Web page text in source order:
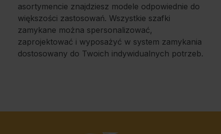
asortymencie znajdziesz modele odpowiednie do
większości zastosowań. Wszystkie szafki
zamykane można spersonalizować,
zaprojektować i wyposażyć w system zamykania
dostosowany do Twoich indywidualnych potrzeb.